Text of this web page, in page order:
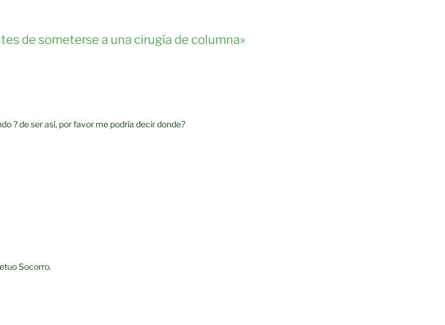
de someterse a una cirugía de columna»
? de ser así, por favor me podría decir donde?
Socorro.